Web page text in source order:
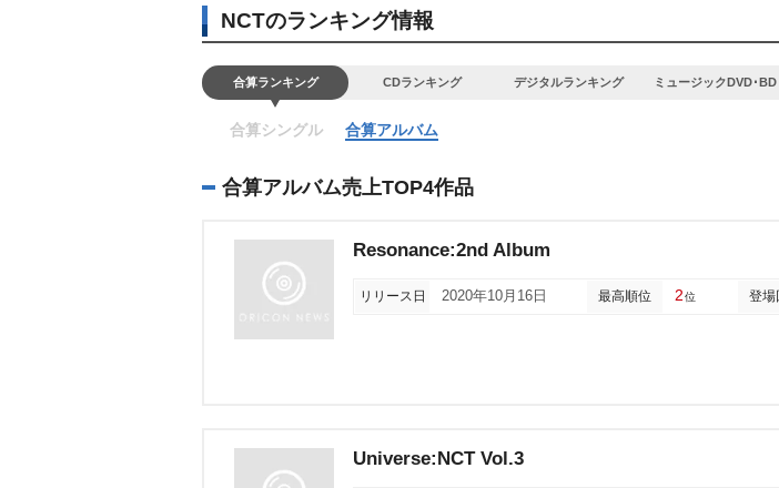
NCTのランキング情報
合算ランキング CDランキング デジタルランキング ミュージックDVD･BD
合算シングル 合算アルバム
合算アルバム売上TOP4作品
Resonance:2nd Album
リリース日 2020年10月16日 最高順位 2位 登場
Universe:NCT Vol.3